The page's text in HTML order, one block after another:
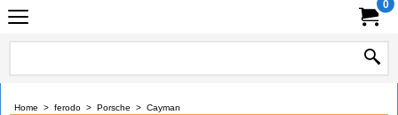
0
Home > ferodo > Porsche > Cayman